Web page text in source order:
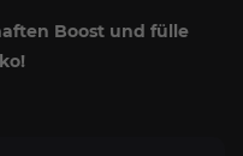
Boost und fülle